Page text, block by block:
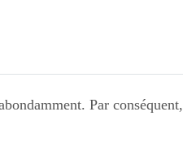
Par conséquent,